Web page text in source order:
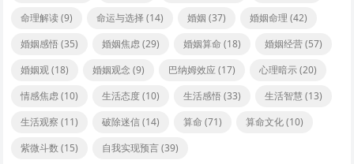
命理解读(9) 命运与选择(14) 婚姻 (37) 婚姻命理 (42)
婚姻感悟(35) 婚姻焦虑(29) 婚姻算命 (18) 婚姻经营(57)
婚姻观(18) 婚姻观念 (9) 巴纳姆效应 (17) 心理暗示(20)
情感焦虑(10) 生活态度(10) 生活感悟(33) 生活智慧 (13)
生活观察 (11) 破除迷信(14) 算命 (71) 算命文化(10)
紫微斗数 (15) 自我实现预言(39)